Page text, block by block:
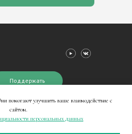
помогают улучшить ваше взаимодействие с
сайтом.
персональных данных
Поддержать